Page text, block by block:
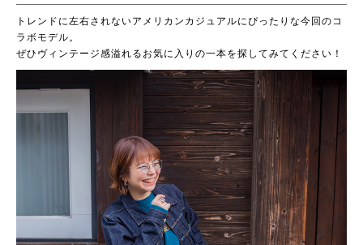
トレンドに左右されないアメリカンカジュアルにぴったりな今回のコ
ラボモデル。
ぜひヴィンテージ感溢れるお気に入りの一本を探してみてください！